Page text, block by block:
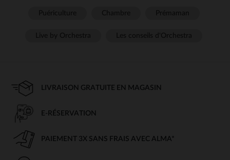
LIVRAISON GRATUITE EN MAGASIN
E-RÉSERVATION
PAIEMENT 3X SANS FRAIS AVEC ALMA*